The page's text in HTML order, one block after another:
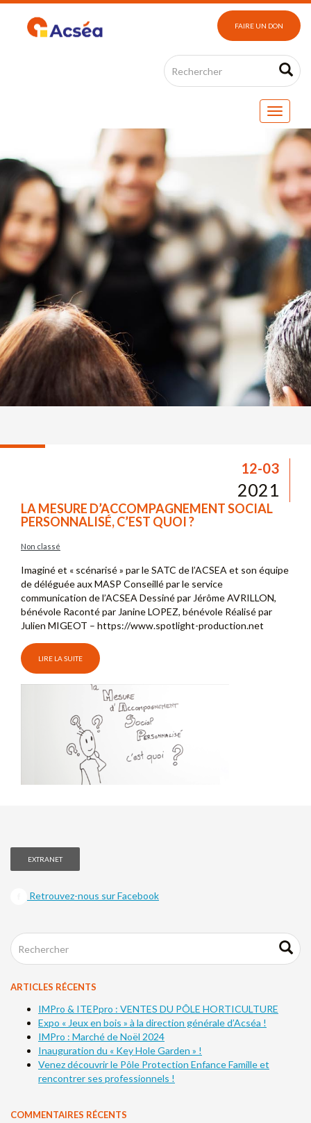
FAIRE UN DON
12-03
2021
LA MESURE D’ACCOMPAGNEMENT SOCIAL
PERSONNALISÉ, C’EST QUOI ?
Non classé
Imaginé et « scénarisé » par le SATC de l’ACSEA et son équipe
de déléguée aux MASP Conseillé par le service
communication de l’ACSEA Dessiné par Jérôme AVRILLON,
bénévole Raconté par Janine LOPEZ, bénévole Réalisé par
Julien MIGEOT – https://www.spotlight-production.net​
LIRE LA SUITE
EXTRANET
Retrouvez-nous sur Facebook
ARTICLES RÉCENTS
IMPro & ITEPpro : VENTES DU PÔLE HORTICULTURE
Expo « Jeux en bois » à la direction générale d’Acséa !
IMPro : Marché de Noël 2024
Inauguration du « Key Hole Garden » !
Venez découvrir le Pôle Protection Enfance Famille et
rencontrer ses professionnels !
COMMENTAIRES RÉCENTS